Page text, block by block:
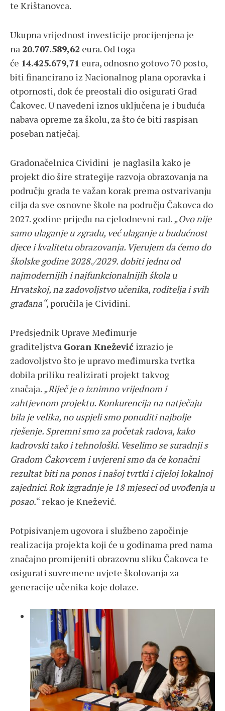
te Krištanovca.
Ukupna vrijednost investicije procijenjena je
na 20.707.589,62 eura. Od toga
će 14.425.679,71 eura, odnosno gotovo 70 posto,
biti financirano iz Nacionalnog plana oporavka i
otpornosti, dok će preostali dio osigurati Grad
Čakovec. U navedeni iznos uključena je i buduća
nabava opreme za školu, za što će biti raspisan
poseban natječaj.
Gradonačelnica Cividini je naglasila kako je
projekt dio šire strategije razvoja obrazovanja na
području grada te važan korak prema ostvarivanju
cilja da sve osnovne škole na području Čakovca do
2027. godine prijeđu na cjelodnevni rad. „Ovo nije
samo ulaganje u zgradu, već ulaganje u budućnost
djece i kvalitetu obrazovanja. Vjerujem da ćemo do
školske godine 2028./2029. dobiti jednu od
najmodernijih i najfunkcionalnijih škola u
Hrvatskoj, na zadovoljstvo učenika, roditelja i svih
građana“, poručila je Cividini.
Predsjednik Uprave Međimurje
graditeljstva Goran Knežević izrazio je
zadovoljstvo što je upravo međimurska tvrtka
dobila priliku realizirati projekt takvog
značaja. „Riječ je o iznimno vrijednom i
zahtjevnom projektu. Konkurencija na natječaju
bila je velika, no uspjeli smo ponuditi najbolje
rješenje. Spremni smo za početak radova, kako
kadrovski tako i tehnološki. Veselimo se suradnji s
Gradom Čakovcem i uvjereni smo da će konačni
rezultat biti na ponos i našoj tvrtki i cijeloj lokalnoj
zajednici.Rok izgradnje je 18 mjeseci od uvođenja u
posao.“ rekao je Knežević.
Potpisivanjem ugovora i službeno započinje
realizacija projekta koji će u godinama pred nama
značajno promijeniti obrazovnu sliku Čakovca te
osigurati suvremene uvjete školovanja za
generacije učenika koje dolaze.